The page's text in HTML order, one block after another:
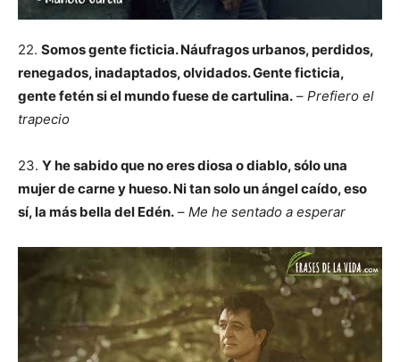
22. Somos gente ficticia. Náufragos urbanos, perdidos,
renegados, inadaptados, olvidados. Gente ficticia,
gente fetén si el mundo fuese de cartulina. – Prefiero el
trapecio
23. Y he sabido que no eres diosa o diablo, sólo una
mujer de carne y hueso. Ni tan solo un ángel caído, eso
sí, la más bella del Edén. – Me he sentado a esperar